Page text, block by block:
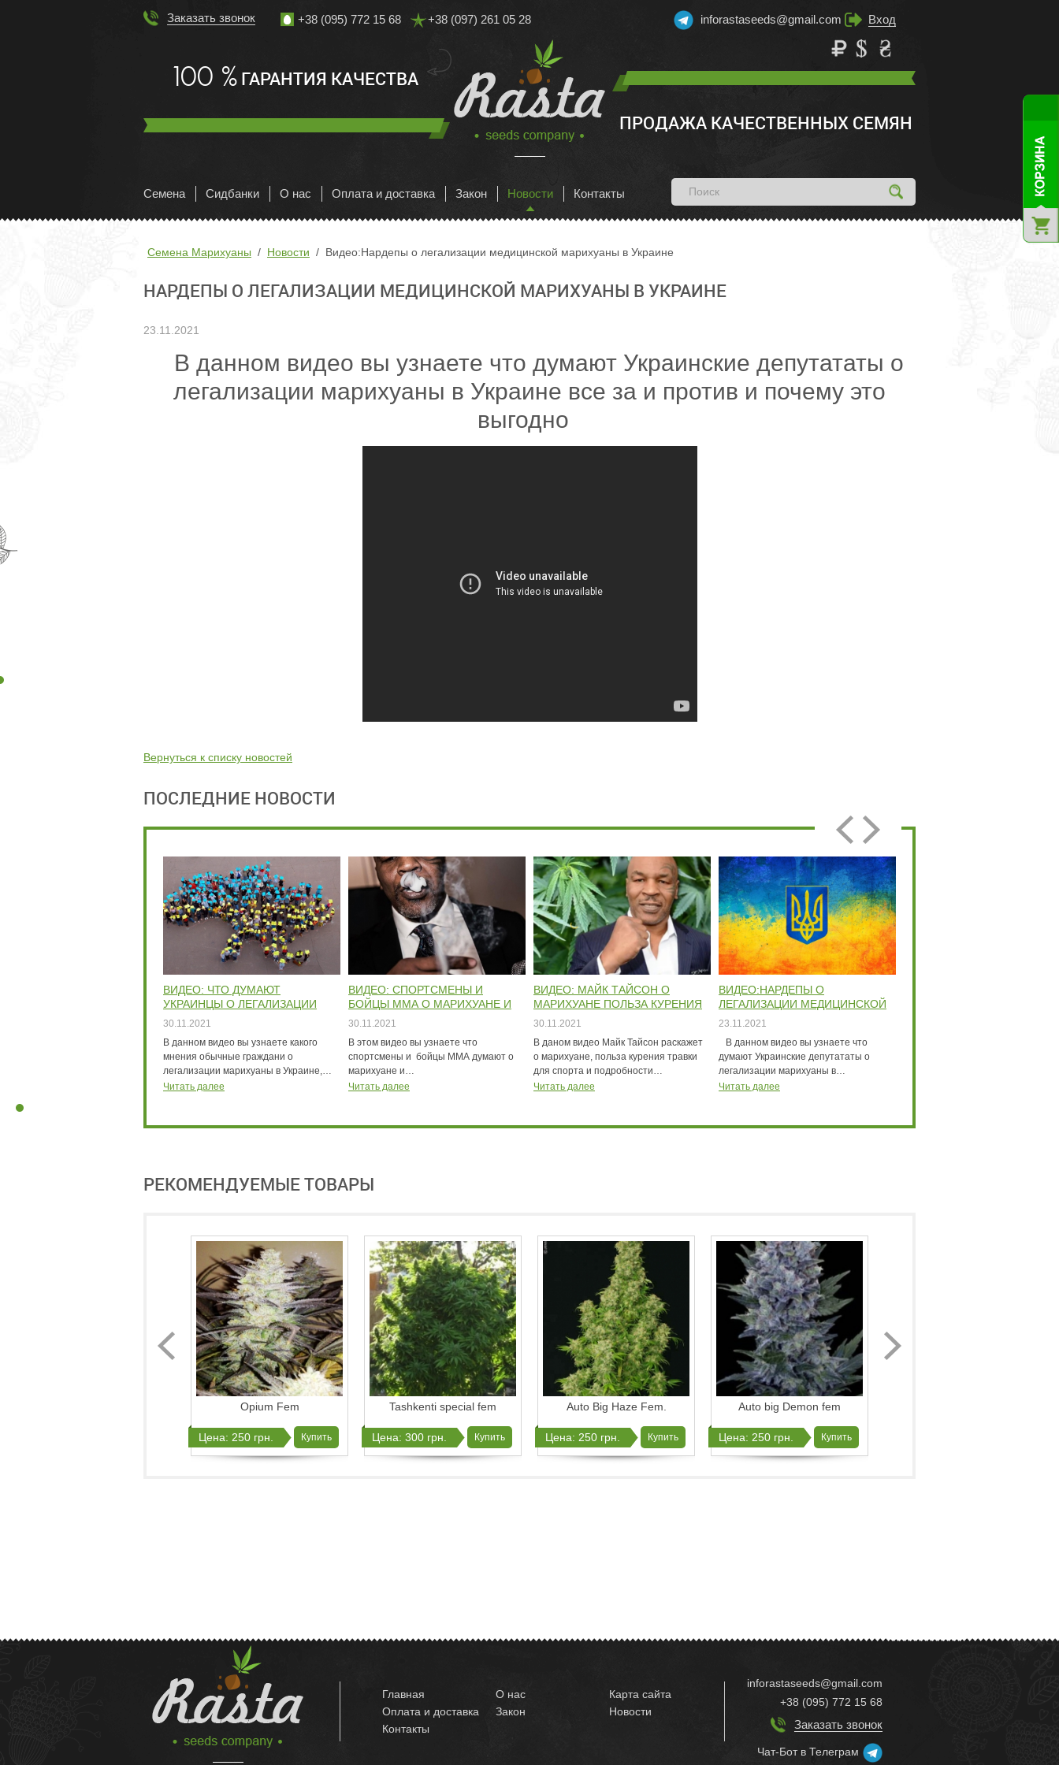
Заказать звонок +38 (095) 772 15 68 +38 (097) 261 05 28 inforastaseeds@gmail.com Вход
100 %ГАРАНТИЯ КАЧЕСТВА
ПРОДАЖА КАЧЕСТВЕННЫХ СЕМЯН
Семена Сидбанки О нас Оплата и доставка Закон Новости Контакты
Семена Марихуаны Новости Видео:Нардепы о легализации медицинской марихуаны в Украине
НАРДЕПЫ О ЛЕГАЛИЗАЦИИ МЕДИЦИНСКОЙ МАРИХУАНЫ В УКРАИНЕ
23.11.2021
В данном видео вы узнаете что думают Украинские депутататы о
легализации марихуаны в Украине все за и против и почему это
выгодно
Вернуться к списку новостей
ПОСЛЕДНИЕ НОВОСТИ
ВИДЕО: ЧТО ДУМАЮТ
УКРАИНЦЫ О ЛЕГАЛИЗАЦИИ
МАРИХУАНЫ ИНТЕРВЬЮ
30.11.2021
В данном видео вы узнаете какого
мнения обычные граждани о
легализации марихуаны в Украине,…
Читать далее
ВИДЕО: СПОРТСМЕНЫ И
БОЙЦЫ ММА О МАРИХУАНЕ И
КАННАБИСЕ
30.11.2021
В этом видео вы узнаете что
спортсмены и бойцы ММА думают о
марихуане и…
Читать далее
ВИДЕО: МАЙК ТАЙСОН О
МАРИХУАНЕ ПОЛЬЗА КУРЕНИЯ
ТРАВКИ ДЛЯ СПОРТА
30.11.2021
В даном видео Майк Тайсон раскажет
о марихуане, польза курения травки
для спорта и подробности…
Читать далее
ВИДЕО:НАРДЕПЫ О
ЛЕГАЛИЗАЦИИ МЕДИЦИНСКОЙ
МАРИХУАНЫ В УКРАИНЕ
23.11.2021
В данном видео вы узнаете что
думают Украинские депутататы о
легализации марихуаны в…
Читать далее
РЕКОМЕНДУЕМЫЕ ТОВАРЫ
Opium Fem
Цена: 250 грн. Купить
Tashkenti special fem
Цена: 300 грн. Купить
Auto Big Haze Fem.
Цена: 250 грн. Купить
Auto big Demon fem
Цена: 250 грн. Купить
Главная О нас
Карта сайта
Оплата и доставка
Закон
Новости
Контакты
inforastaseeds@gmail.com
+38 (095) 772 15 68
Заказать звонок
Чат-Бот в Телеграм